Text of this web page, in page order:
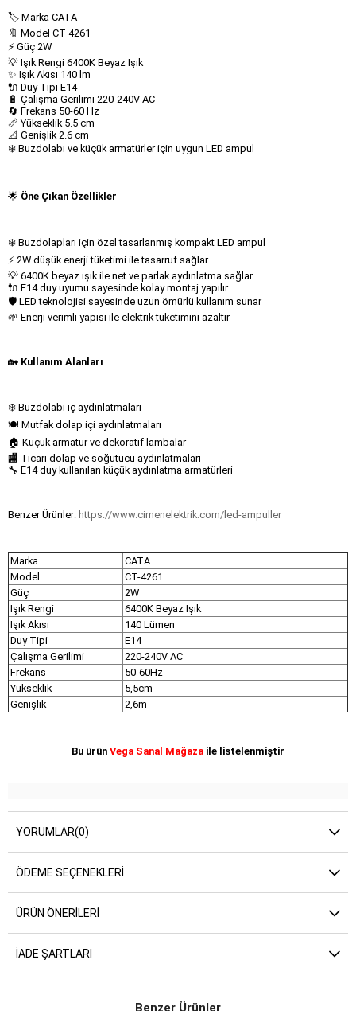
🏷 Marka CATA
🔖 Model CT 4261
⚡ Güç 2W
💡 Işık Rengi 6400K Beyaz Işık
✨ Işık Akısı 140 lm
🔌 Duy Tipi E14
🔋 Çalışma Gerilimi 220-240V AC
🔄 Frekans 50-60 Hz
📏 Yükseklik 5.5 cm
📐 Genişlik 2.6 cm
❄️ Buzdolabı ve küçük armatürler için uygun LED ampul
🌟 Öne Çıkan Özellikler
❄️ Buzdolapları için özel tasarlanmış kompakt LED ampul
⚡ 2W düşük enerji tüketimi ile tasarruf sağlar
💡 6400K beyaz ışık ile net ve parlak aydınlatma sağlar
🔌 E14 duy uyumu sayesinde kolay montaj yapılır
🛡 LED teknolojisi sayesinde uzun ömürlü kullanım sunar
🌱 Enerji verimli yapısı ile elektrik tüketimini azaltır
🏡 Kullanım Alanları
❄️ Buzdolabı iç aydınlatmaları
🍽 Mutfak dolap içi aydınlatmaları
🏠 Küçük armatür ve dekoratif lambalar
🏬 Ticari dolap ve soğutucu aydınlatmaları
🔧 E14 duy kullanılan küçük aydınlatma armatürleri
Benzer Ürünler: https://www.cimenelektrik.com/led-ampuller
Marka
CATA
Model
CT-4261
Güç
2W
Işık Rengi
6400K Beyaz Işık
Işık Akısı
140 Lümen
Duy Tipi
E14
Çalışma Gerilimi
220-240V AC
Frekans
50-60Hz
Yükseklik
5,5cm
Genişlik
2,6m
Bu ürün Vega Sanal Mağaza ile listelenmiştir
YORUMLAR(0)
ÖDEME SEÇENEKLERI
ÜRÜN ÖNERILERI
İADE ŞARTLARI
Benzer Ürünler